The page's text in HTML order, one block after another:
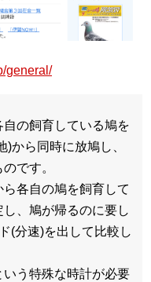
general/
の飼育している鳩を
から同時に放鳩し、
です。
各自の鳩を飼育して
、鳩が帰るのに要し
(分速)を出して比較し
う特殊な時計が必要